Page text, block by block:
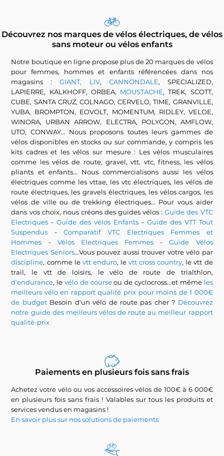
Découvrez nos marques de vélos électriques, de vélos
sans moteur ou vélos enfants
Notre boutique en ligne propose plus de 20 marques de vélos
pour femmes, hommes et enfants référencées dans nos
magasins :GIANT, LIV, CANNONDALE, SPECIALIZED,
LAPIERRE, KALKHOFF, ORBEA, MOUSTACHE, TREK, SCOTT,
CUBE, SANTA CRUZ, COLNAGO, CERVELO, TIME, GRANVILLE,
YUBA, BROMPTON, EOVOLT, MOMENTUM, RIDLEY, VELOE,
WINORA, URBAN ARROW, ELECTRA, POLYGON, AMFLOW,
UTO, CONWAY... Nous proposons toutes leurs gammes de
vélos disponibles en stocks ou sur commande, y compris les
kits cadres et les vélos sur mesure : Les vélos musculaires
comme les vélos de route, gravel, vtt, vtc, fitness, les vélos
pliants et enfants... Nous commercialisons aussi les vélos
électriques comme les vttae, les vtc électriques, les vélos de
route électriques, les gravels électriques, les vélos cargos, les
vélos de ville ou de trekking électriques... Pour vous aider
dans vos choix, nous créons des guides vélos :Guide des VTC
Electriques -Guide des vélos Enfants - Guide des VTT Tout
Suspendus -Comparatif VTC Electriques Femmes et
Hommes - Vélos Electriques Femmes -Guide Vélos
Electriques Seniors...Vous pouvez aussi trouver votre vélo par
discipline, comme le vtt enduro, levtt cross country, le vtt de
trail, le vtt de loisirs, le vélo de route de trialthlon,
d'endurance, levélo de courseou de cyclocross...et même les
meilleurs vélo en rapport qualité prix pour moins de 1 000€
de budgetBesoin d'un vélo de route pas cher ? Découvrez
notre guide des meilleurs vélos de route au meilleur rapport
qualité-prix
Paiements en plusieurs fois sans frais
Achetez votre vélo ou vos accessoires vélos de 100€ à 6 000€
en plusieurs fois sans frais ! Valables sur tous les produits et
services vendus en magasins !
En savoir plus sur nos solutions de paiements